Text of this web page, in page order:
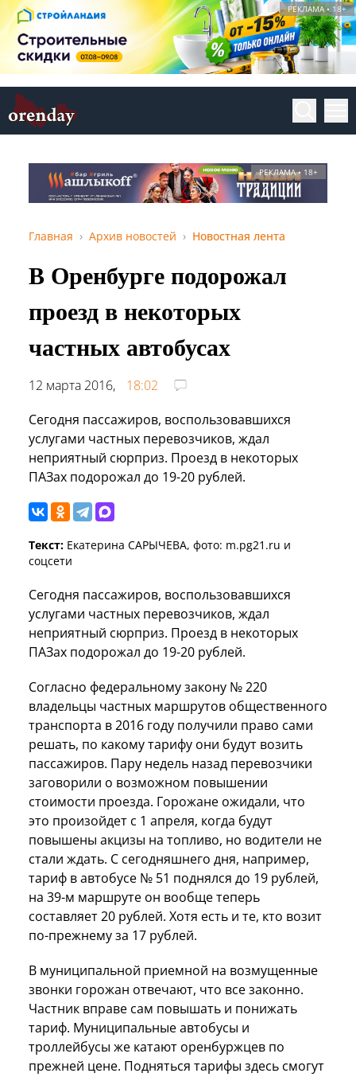
РЕКЛАМА • 18+
РЕКЛАМА • 18+
Главная Архив новостей Новостная лента
В Оренбурге подорожал
проезд в некоторых
частных автобусах
12 марта 2016,
18:02
Сегодня пассажиров, воспользовавшихся
услугами частных перевозчиков, ждал
неприятный сюрприз. Проезд в некоторых
ПАЗах подорожал до 19-20 рублей.
Текст: Екатерина САРЫЧЕВА, фото: m.pg21.ru и
соцсети
Сегодня пассажиров, воспользовавшихся
услугами частных перевозчиков, ждал
неприятный сюрприз. Проезд в некоторых
ПАЗах подорожал до 19-20 рублей.
Согласно федеральному закону № 220
владельцы частных маршрутов общественного
транспорта в 2016 году получили право сами
решать, по какому тарифу они будут возить
пассажиров. Пару недель назад перевозчики
заговорили о возможном повышении
стоимости проезда. Горожане ожидали, что
это произойдет с 1 апреля, когда будут
повышены акцизы на топливо, но водители не
стали ждать. С сегодняшнего дня, например,
тариф в автобусе № 51 поднялся до 19 рублей,
на 39-м маршруте он вообще теперь
составляет 20 рублей. Хотя есть и те, кто возит
по-прежнему за 17 рублей.
В муниципальной приемной на возмущенные
звонки горожан отвечают, что все законно.
Частник вправе сам повышать и понижать
тариф. Муниципальные автобусы и
троллейбусы же катают оренбуржцев по
прежней цене. Подняться тарифы здесь смогут